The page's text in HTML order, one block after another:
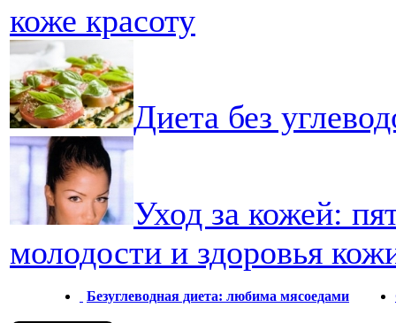
коже красоту
Диета без
Уход за кожей:
молодости и здоровья
Безуглеводная диета: любима мясоедами